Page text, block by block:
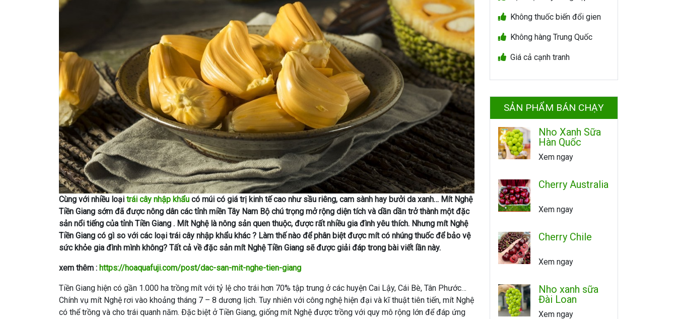
Cùng với nhiều loại trái cây nhập khẩu có múi có giá trị kinh tế cao như sầu riêng, cam sành hay bưởi da xanh… Mít Nghệ
Tiền Giang sớm đã được nông dân các tỉnh miền Tây Nam Bộ chú trọng mở rộng diện tích và dần dần trở thành một đặc
sản nổi tiếng của tỉnh Tiền Giang . Mít Nghệ là nông sản quen thuộc, được rất nhiều gia đình yêu thích. Nhưng mít Nghệ
Tiền Giang có gì so với các loại trái cây nhập khẩu khác ? Làm thế nào để phân biệt được mít có nhúng thuốc để bảo vệ
sức khỏe gia đình mình không? Tất cả về đặc sản mít Nghệ Tiền Giang sẽ được giải đáp trong bài viết lần này.
xem thêm : https://hoaquafuji.com/post/dac-san-mit-nghe-tien-giang
Tiền Giang hiện có gần 1.000 ha trồng mít với tỷ lệ cho trái hơn 70% tập trung ở các huyện Cai Lậy, Cái Bè, Tân Phước…
Chính vụ mít Nghệ rơi vào khoảng tháng 7 – 8 dương lịch. Tuy nhiên với công nghệ hiện đại và kĩ thuật tiên tiến, mít Nghệ
có thể trồng và cho trái quanh năm. Đặc biệt ở Tiền Giang, giống mít Nghệ được trồng với quy mô rộng lớn để đáp ứng
Không thuốc biến đổi gien
Không hàng Trung Quốc
Giá cả cạnh tranh
SẢN PHẨM BÁN CHẠY
Nho Xanh Sữa
Hàn Quốc
Xem ngay
Cherry Australia
Xem ngay
Cherry Chile
Xem ngay
Nho xanh sữa
Đài Loan
Xem ngay